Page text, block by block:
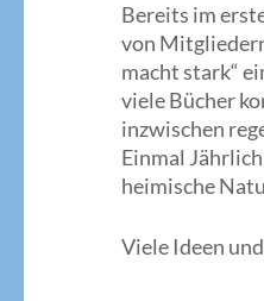
Bereits im
von
macht stark“
viele Bücher
inzwischen
Einmal
heimische
Viele Ideen